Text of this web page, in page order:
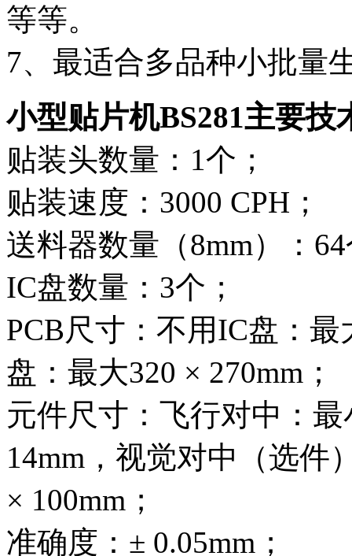
等等。
7、最适合多品种小批量
小型贴片机BS281主要技
贴装头数量：1个；
贴装速度：3000 CPH；
送料器数量（8mm）：
IC盘数量：3个；
PCB尺寸：不用IC盘：最
盘：最大320 × 270mm；
元件尺寸：飞行对中：最
14mm，视觉对中（选件
× 100mm；
准确度：± 0.05mm；